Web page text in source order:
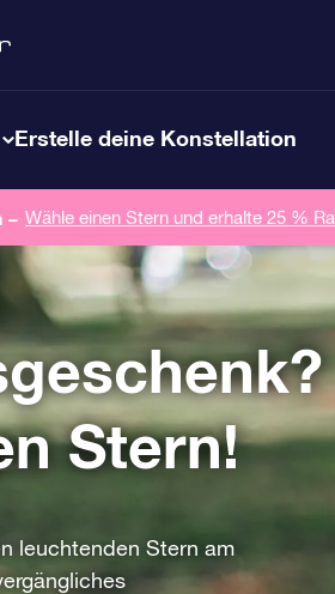
Erstelle deine Konstellation
– Wähle einen Stern und erhalte 25 %
Stern!
leuchtenden Stern am